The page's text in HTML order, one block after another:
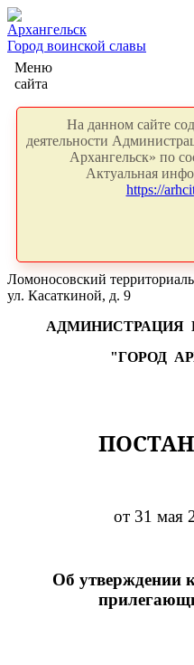
Архангельск
Город воинской славы
Меню
сайта
На данном сайте
деятельности
Архангельск» по
Актуальная
https://
Ломоносовский
ул. Касаткиной, д. 9
АДМИНИСТРАЦИЯ
"ГОРОД
от 31 мая
Об утверждении